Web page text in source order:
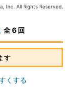
Inc. All Rights Reserved.
全 6 回
す
くする